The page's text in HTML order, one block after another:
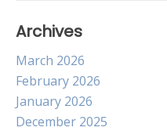
Archives
March 2026
February 2026
January 2026
December 2025